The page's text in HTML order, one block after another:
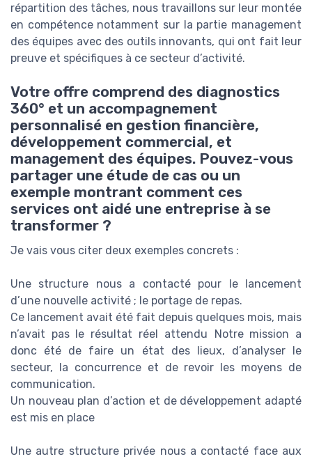
répartition des tâches, nous travaillons sur leur montée
en compétence notamment sur la partie management
des équipes avec des outils innovants, qui ont fait leur
preuve et spécifiques à ce secteur d’activité.
Votre offre comprend des diagnostics
360° et un accompagnement
personnalisé en gestion financière,
développement commercial, et
management des équipes. Pouvez-vous
partager une étude de cas ou un
exemple montrant comment ces
services ont aidé une entreprise à se
transformer ?
Je vais vous citer deux exemples concrets :
Une structure nous a contacté pour le lancement
d’une nouvelle activité ; le portage de repas.
Ce lancement avait été fait depuis quelques mois, mais
n’avait pas le résultat réel attendu Notre mission a
donc été de faire un état des lieux, d’analyser le
secteur, la concurrence et de revoir les moyens de
communication.
Un nouveau plan d’action et de développement adapté
est mis en place
Une autre structure privée nous a contacté face aux